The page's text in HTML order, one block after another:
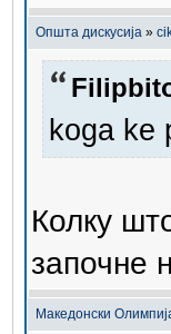
Општа дискусија »
koga ke
Колку
започне
Македонски